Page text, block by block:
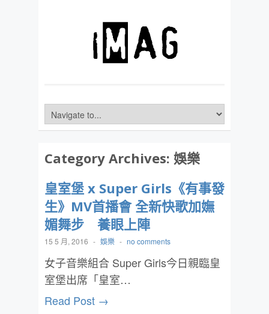
Category Archives: 娛樂
皇室堡 x Super Girls《有事發
生》MV首播會 全新快歌加嫵
媚舞步 養眼上陣
15 5 月, 2016 - 娛樂 - no comments
女子音樂組合 Super Girls今日親臨皇
室堡出席「皇室…
Read Post →